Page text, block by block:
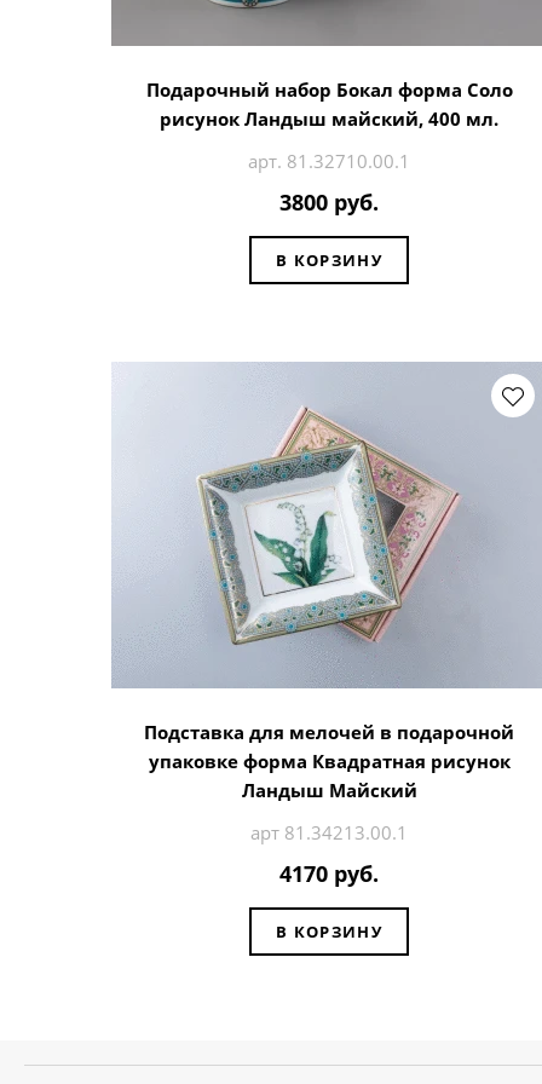
Подарочный набор Бокал форма Соло
рисунок Ландыш майский, 400 мл.
арт. 81.32710.00.1
3800 руб.
В КОРЗИНУ
Подставка для мелочей в подарочной
упаковке форма Квадратная рисунок
Ландыш Майский
арт 81.34213.00.1
4170 руб.
В КОРЗИНУ